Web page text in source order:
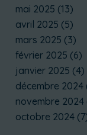
mai 2025 (13)
avril 2025 (5)
mars 2025 (3)
février 2025 (6)
janvier 2025 (4)
décembre 2024
novembre 2024
octobre 2024